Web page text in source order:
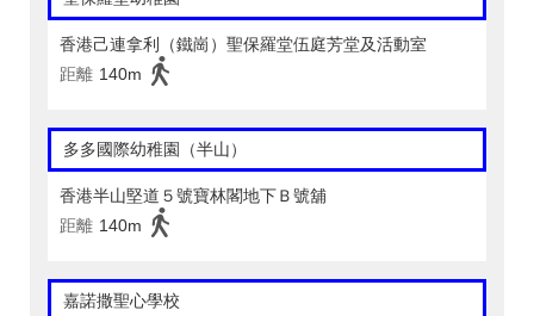
香港己連拿利（鐵崗）聖保羅堂伍庭芳堂及活動室
距離 140m
多多國際幼稚園（半山）
香港半山堅道５號寶林閣地下Ｂ號舖
距離 140m
嘉諾撒聖心學校